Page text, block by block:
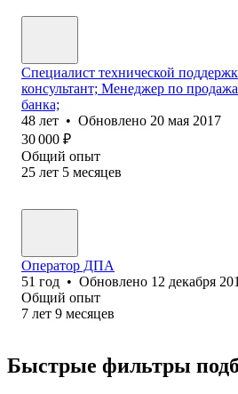
Специалист технической
консультант; Менеджер по
банка;
48 лет • Обновлено 20 мая 2017
30 000 ₽
Общий опыт
25 лет 5 месяцев
Оператор ДПА
51 год • Обновлено 12 декабря
Общий опыт
7 лет 9 месяцев
Быстрые фильтры